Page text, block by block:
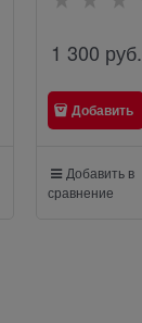
1 300 руб.
Добавить
Добавить в
сравнение